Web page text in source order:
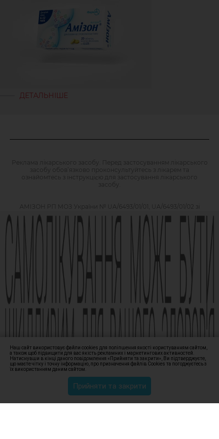
ДЕТАЛЬНІШЕ
Реклама лікарського засобу. Перед застосуванням лікарського
засобу обов’язково проконсультуйтесь з лікарем та
ознайомтесь з інструкцією для застосування лікарського
засобу.
АМІЗОН РП МОЗ України № UA/6493/01/01, UA/6493/01/02 зі
змінами від 21.09.2021 Наказ МОЗ № 1994
Виробник АТ «Фармак», 04080, м.Київ, вул. Кирилівська, 63, +38
(044) 496-87-87, info@farmak.ua, www.farmak.ua
© Амізон, 2009-2026
Наш сайт використовує файли cookies для поліпшення якості користуванням сайтом,
а також щоб підвищити для вас якість рекламних і маркетингових активностей.
Натиснувши в кінці даного повідомлення «Прийняти та закрити», Ви підтверджуєте,
що маєте чітку і точну інформацію, про призначення файлів Сookies та погоджуєтесь з
їх використанням даним сайтом.
Прийняти та закрити